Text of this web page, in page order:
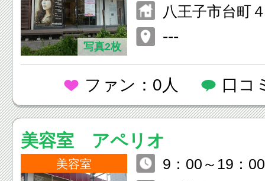
写真2枚
八王子市台町
---
ファン：0人 口コ
美容室 アペリオ
美容室
9：00～19：00